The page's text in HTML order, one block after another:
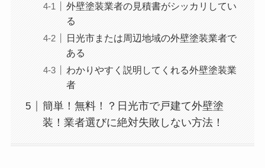
外壁塗装業者の見積書がシッカリしてい
る
日光市または周辺地域の外壁塗装業者で
ある
わかりやすく説明してくれる外壁塗装業
者
簡単！無料！？日光市で戸建て外壁塗
装！業者選びに絶対失敗しない方法！